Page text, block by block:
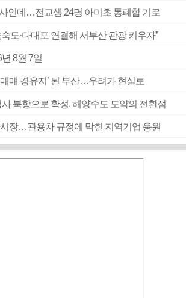
인데…전교생 24명 아미초 통폐합 기로
도·다대포 연결해 서부산 관광 키우자”
8월 7일
매 경유지’ 된 부산…우려가 현실로
북항으로 확정, 해양수도 도약의 전환점
장…관용차 규정에 막힌 지역기업 응원